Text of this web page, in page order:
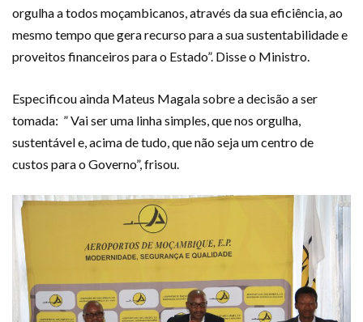
orgulha a todos moçambicanos, através da sua eficiência, ao
mesmo tempo que gera recurso para a sua sustentabilidade e
proveitos financeiros para o Estado”. Disse o Ministro.
Especificou ainda Mateus Magala sobre a decisão a ser
tomada: ” Vai ser uma linha simples, que nos orgulha,
sustentável e, acima de tudo, que não seja um centro de
custos para o Governo”, frisou.